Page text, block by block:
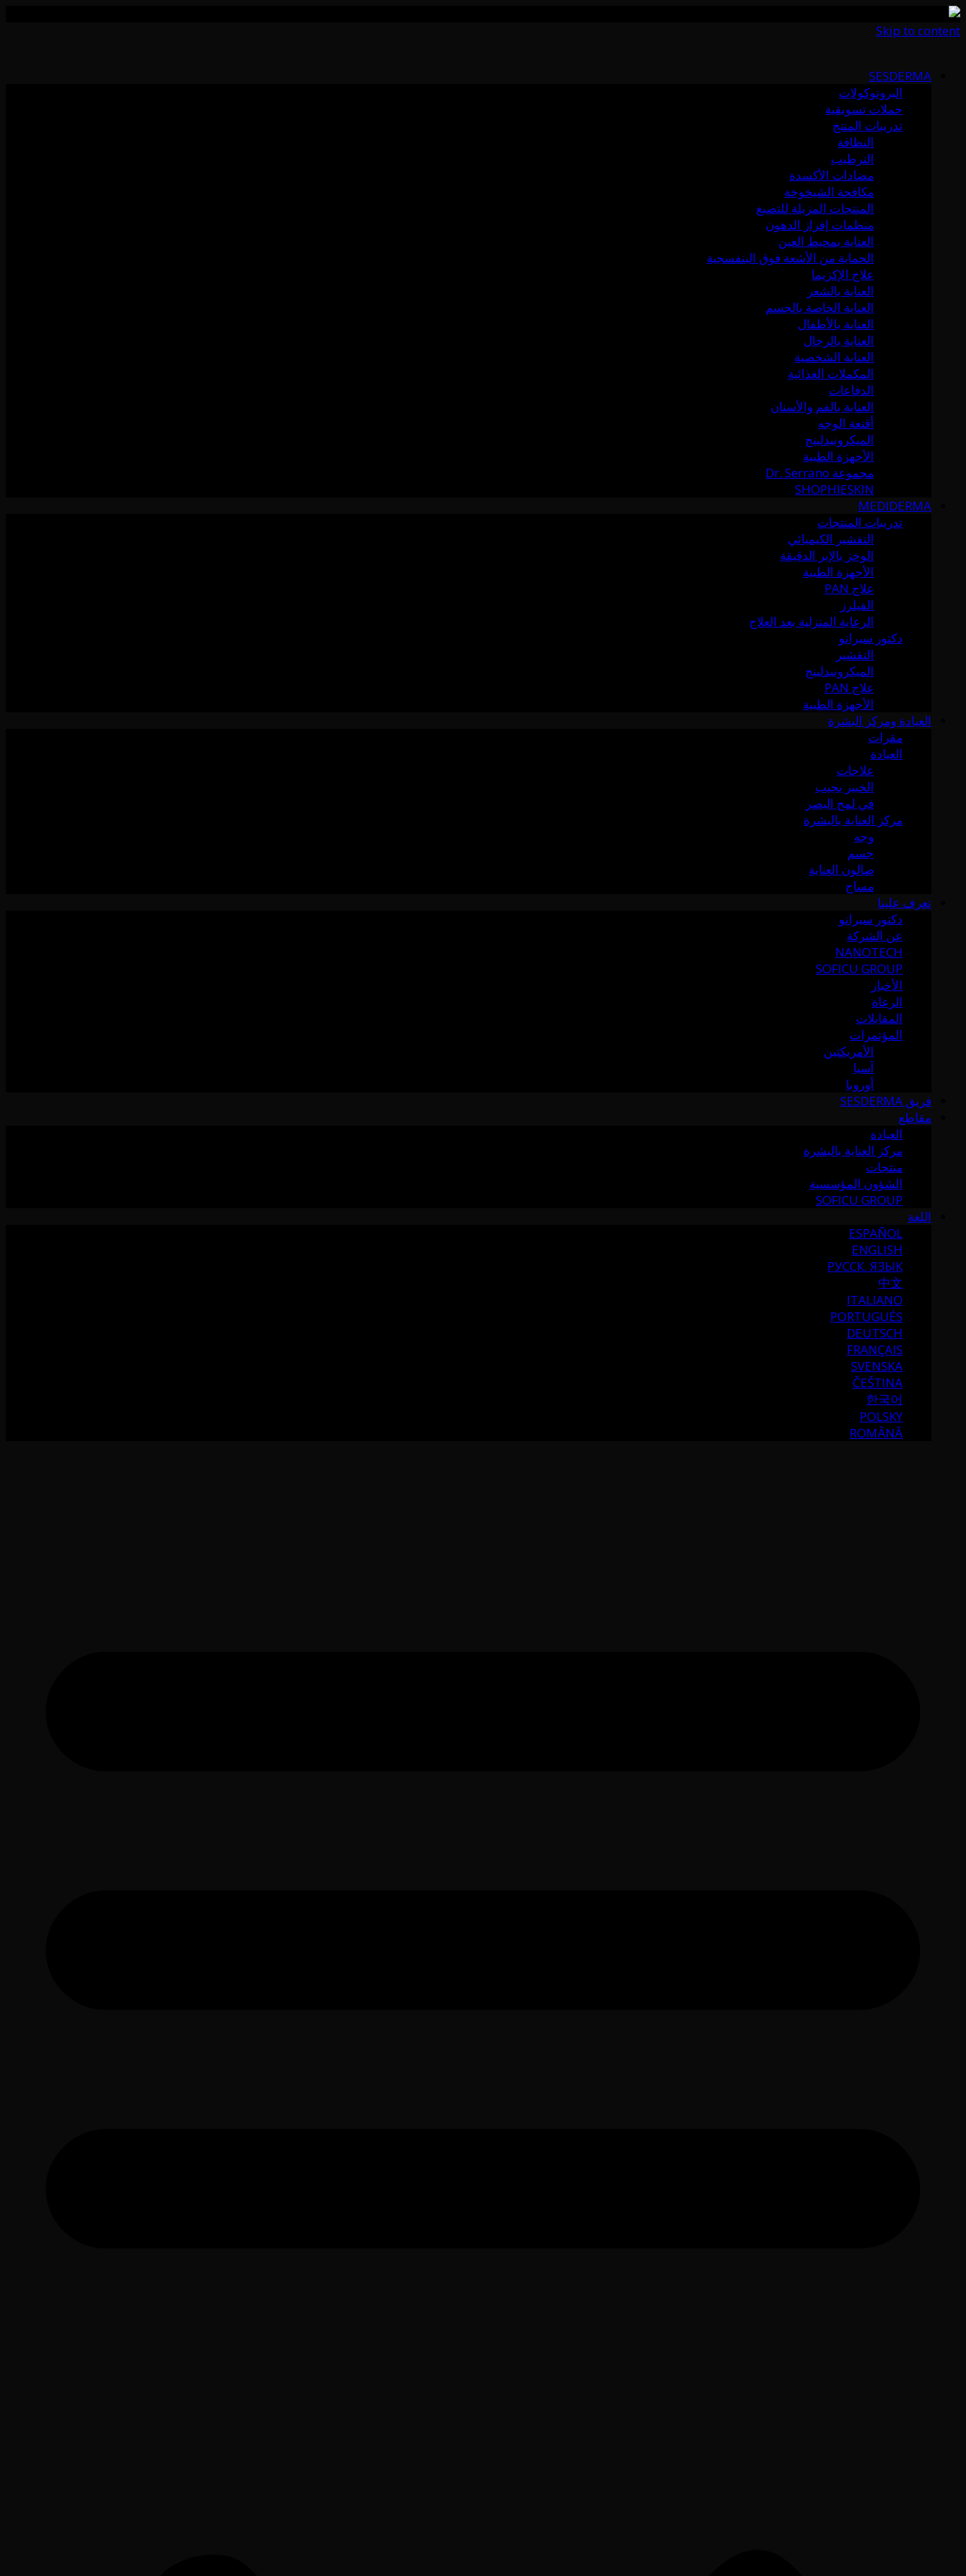
Skip to content
SESDERMA
البروتوكولات
حملات تسويقية
تدريبات المنتج
النظافة
الترطيب
مضادات الأكسدة
مكافحة الشيخوخة
المنتجات المزيلة للتصبغ
منظمات إفراز الدهون
العناية بمحيط العين
الحماية من الأشعة فوق البنفسجية
علاج الإكزيما
العناية بالشعر
العناية الخاصة بالجسم
العناية بالأطفال
العناية بالرجال
العناية الشخصية
المكملات الغذائية
الدفاعات
العناية بالفم والأسنان
أقنعة الوجه
الميكرونيدلينج
الأجهزة الطبية
مجموعة Dr. Serrano
SHOPHIESKIN
MEDIDERMA
تدريبات المنتجات
التقشير الكيميائي
الوخز بالإبر الدقيقة
الأجهزة الطبية
علاج PAN
الفيلرز
الرعاية المنزلية بعد العلاج
دكتور سيرانو
التقشير
الميكرونيدلينج
علاج PAN
الأجهزة الطبية
العيادة ومركز البشرة
مقرات
العيادة
علاجات
الخبير يجيب
في لمح البصر
مركز العناية بالبشرة
وجه
جسم
صالون العناية
مساج
تعرف علينا
دكتور سيرانو
عن الشركة
NANOTECH
SOFICU GROUP
الأخبار
الرعاة
المقابلات
المؤتمرات
الأمريكتين
آسيا
أوروبا
فريق SESDERMA
مقاطع
العيادة
مركز العناية بالبشرة
منتجات
الشؤون المؤسسية
SOFICU GROUP
اللغة
ESPAÑOL
ENGLISH
РУССК. ЯЗЫК
中文
ITALIANO
PORTUGUÉS
DEUTSCH
FRANÇAIS
SVENSKA
ČEŠTINA
한국어
POLSKY
ROMÂNĂ